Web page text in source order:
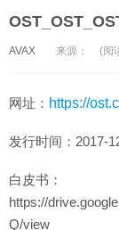
AVAX 来源： (阅
网址： https://
发行时间：2017-
白皮书：
https://
Q/view